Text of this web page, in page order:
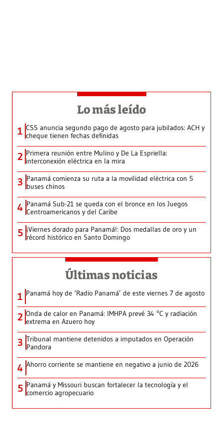
Lo más leído
1 CSS anuncia segundo pago de agosto para jubilados: ACH y
cheque tienen fechas definidas
2 Primera reunión entre Mulino y De La Espriella:
interconexión eléctrica en la mira
3 Panamá comienza su ruta a la movilidad eléctrica con 5
buses chinos
4 Panamá Sub-21 se queda con el bronce en los Juegos
Centroamericanos y del Caribe
5 ¡Viernes dorado para Panamá!: Dos medallas de oro y un
récord histórico en Santo Domingo
Últimas noticias
1 Panamá hoy de ‘Radio Panamá’ de este viernes 7 de agosto
2 Onda de calor en Panamá: IMHPA prevé 34 °C y radiación
extrema en Azuero hoy
3 Tribunal mantiene detenidos a imputados en Operación
Pandora
4 Ahorro corriente se mantiene en negativo a junio de 2026
5 Panamá y Missouri buscan fortalecer la tecnología y el
comercio agropecuario